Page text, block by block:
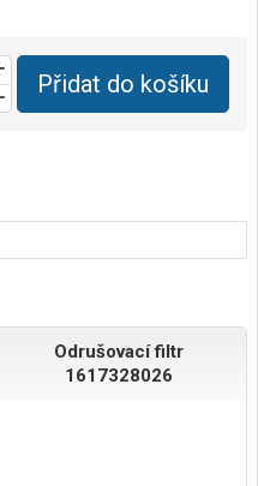
Přidat do košíku
Odrušovací filtr
1617328026